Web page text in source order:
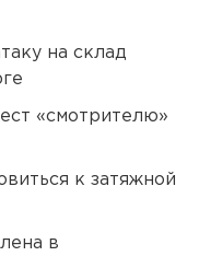
на склад
«смотрителю»
к затяжной
в